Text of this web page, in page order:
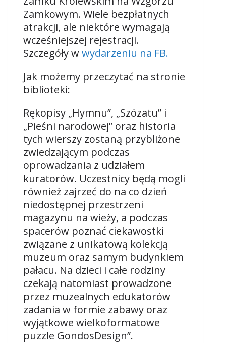
Zamkowym. Wiele bezpłatnych
atrakcji, ale niektóre wymagają
wcześniejszej rejestracji.
Szczegóły wwydarzeniu na FB.
Jak możemy przeczytać na stronie
biblioteki:
Rękopisy „Hymnu”, „Szózatu” i
„Pieśni narodowej” oraz historia
tych wierszy zostaną przybliżone
zwiedzającym podczas
oprowadzania z udziałem
kuratorów. Uczestnicy będą mogli
również zajrzeć do na co dzień
niedostępnej przestrzeni
magazynu na wieży, a podczas
spacerów poznać ciekawostki
związane z unikatową kolekcją
muzeum oraz samym budynkiem
pałacu. Na dzieci i całe rodziny
czekają natomiast prowadzone
przez muzealnych edukatorów
zadania w formie zabawy oraz
wyjątkowe wielkoformatowe
puzzle GondosDesign”.